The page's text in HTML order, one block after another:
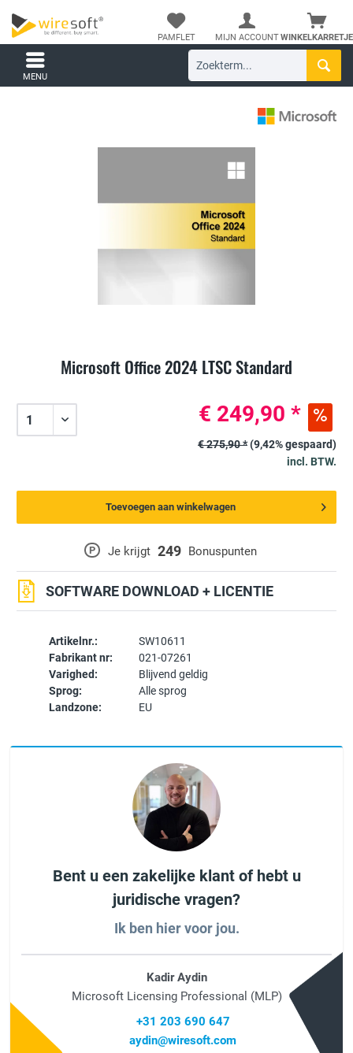
WINKELKARRETJE
PAMFLET MIJN ACCOUNT
MENU
Microsoft Office 2024 LTSC Standard
Artikelnr.:
SW10611
Fabrikant nr:
021-07261
Varighed:
Blijvend geldig
Sprog:
Alle sprog
Landzone:
EU
P Je krijgt 249 Bonuspunten
SOFTWARE DOWNLOAD + LICENTIE
€ 249,90 *
€ 275,90 *(9,42% gespaard)
incl. BTW.
Toevoegen aan winkelwagen
Bent u een zakelijke klant of hebt u
juridische vragen?
Ik ben hier voor jou.
Kadir Aydin
Microsoft Licensing Professional (MLP)
+31 203 690 647
aydin@wiresoft.com